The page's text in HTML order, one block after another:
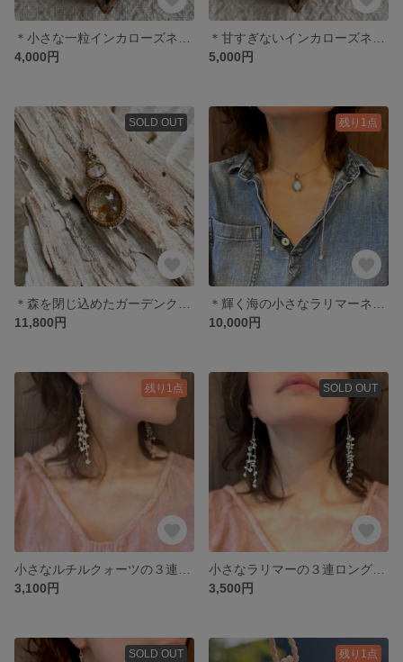
4,000円
5,000円
SOLD OUT
11,800円
残り1点
10,000円
残り1点
3,100円
SOLD OUT
3,500円
SOLD OUT 残り1点